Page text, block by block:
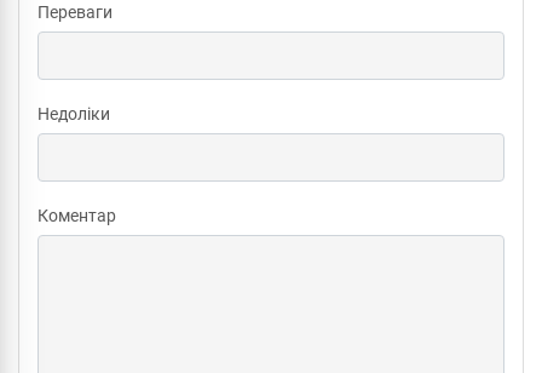
Переваги
Недоліки
Коментар